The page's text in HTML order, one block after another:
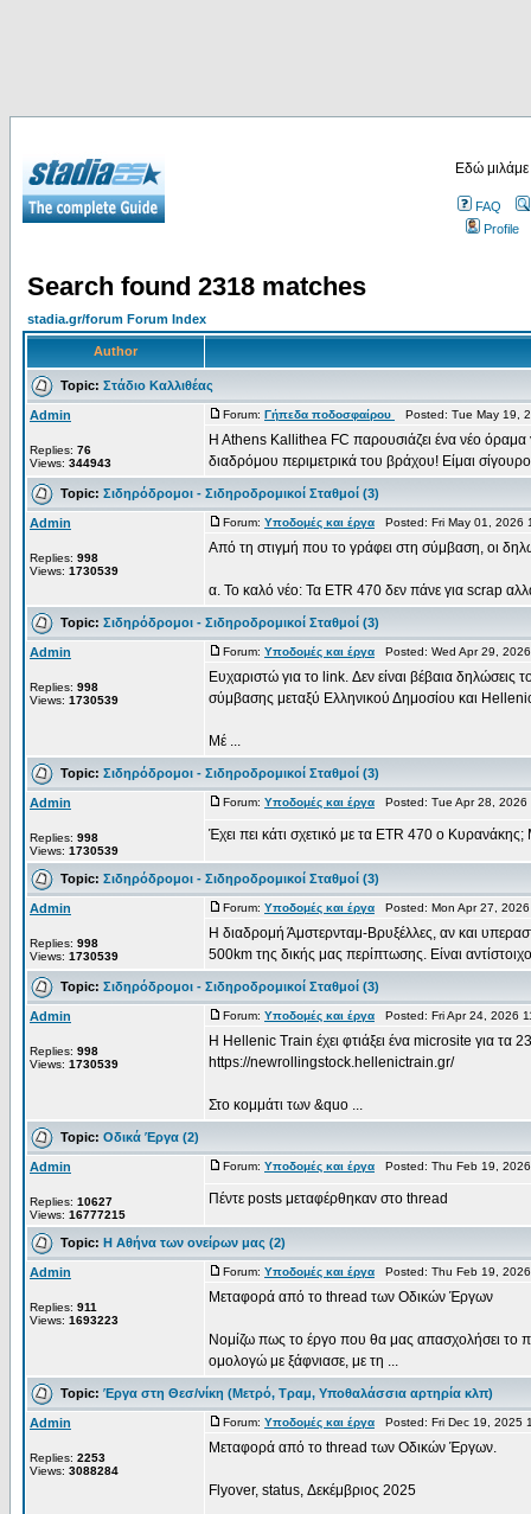
Εδώ
FAQ
Profile
Search found 2318 matches
stadia.gr/forum Forum Index
Author
Topic: Στάδιο Καλλιθέας
Admin
Replies: 76
Views: 344943
Forum: Γήπεδα ποδοσφαίρου Posted: Tue May 19,
H Athens Kallithea FC παρουσιάζει ένα νέο
διαδρόμου περιμετρικά του βράχου! Είμαι
Topic: Σιδηρόδρομοι - Σιδηροδρομικοί Σταθμοί (3)
Admin
Replies: 998
Views: 1730539
Forum: Υποδομές και έργα Posted: Fri May 01,
Από τη στιγμή που το γράφει στη σύμβαση, οι
α. Το καλό νέο: Τα ETR 470 δεν πάνε για scrap
Topic: Σιδηρόδρομοι - Σιδηροδρομικοί Σταθμοί (3)
Admin
Replies: 998
Views: 1730539
Forum: Υποδομές και έργα Posted: Wed Apr 29,
Ευχαριστώ για το link. Δεν είναι βέβαια
σύμβασης μεταξύ Ελληνικού Δημοσίου και
Μέ ...
Topic: Σιδηρόδρομοι - Σιδηροδρομικοί Σταθμοί (3)
Admin
Replies: 998
Views: 1730539
Forum: Υποδομές και έργα Posted: Tue Apr 28,
Έχει πει κάτι σχετικό με τα ETR 470 ο
Topic: Σιδηρόδρομοι - Σιδηροδρομικοί Σταθμοί (3)
Admin
Replies: 998
Views: 1730539
Forum: Υποδομές και έργα Posted: Mon Apr 27,
Η διαδρομή Άμστερνταμ-Βρυξέλλες, αν και
500km της δικής μας περίπτωσης. Είναι
Topic: Σιδηρόδρομοι - Σιδηροδρομικοί Σταθμοί (3)
Admin
Replies: 998
Views: 1730539
Forum: Υποδομές και έργα Posted: Fri Apr 24, 2026
Η Hellenic Train έχει φτιάξει ένα microsite για τα
https://newrollingstock.hellenictrain.gr/
Στο κομμάτι των &quo ...
Topic: Οδικά Έργα (2)
Admin
Replies: 10627
Views: 16777215
Forum: Υποδομές και έργα Posted: Thu Feb 19,
Πέντε posts μεταφέρθηκαν στο thread
Topic: Η Αθήνα των ονείρων μας (2)
Admin
Replies: 911
Views: 1693223
Forum: Υποδομές και έργα Posted: Thu Feb 19,
Μεταφορά από το thread των Οδικών Έργων
Νομίζω πως το έργο που θα μας απασχολήσει το
ομολογώ με ξάφνιασε, με τη ...
Topic: Έργα στη Θεσ/νίκη (Μετρό, Τραμ, Υποθαλάσσια αρτηρία κλπ)
Admin
Replies: 2253
Views: 3088284
Forum: Υποδομές και έργα Posted: Fri Dec 19,
Μεταφορά από το thread των Οδικών Έργων.
Flyover, status, Δεκέμβριος 2025